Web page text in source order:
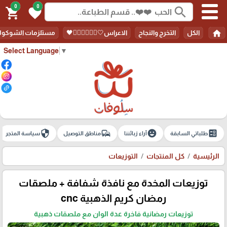
Select Language ▼
search
0
favorite
0
shopping_cart
home الكل التخرج والنجاح الاعراس🤍🤵🏻‍♀️👰🏻‍♀️🖤 مستلزمات
ballotطلباتي السابقة emoji_emotionsآراء زبائننا commuteمناطق التوصيل securityسياسة المتجر
الرئيسية كل المنتجات التوزيعات
توزيعات المخدة مع نافذة شفافة + ملصقات
رمضان كريم الذهبية cnc
توزيعات رمضانية فاخرة عدة الوان مع ملصقات ذهبية